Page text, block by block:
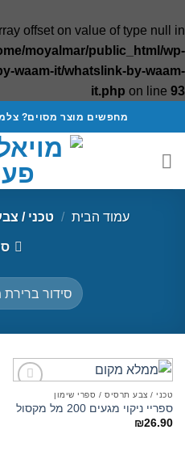
offset on value of type null in
moyalmar/public_html/wp-
waam-it/whatslink-by-waam-
it.php on line 93
to
מחפשים מוצר מסוים?
עמוד הבית / טכני /
wishlist
טכני / צבע תרסיס / ספרי שימון
ספריי ניקוי מגעים 200 מל מקסול
₪26.90